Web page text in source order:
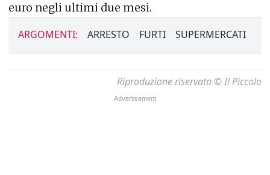
euro negli ultimi due mesi.
ARGOMENTI: ARRESTO FURTI SUPERMERCATI
Riproduzione riservata © Il Piccolo